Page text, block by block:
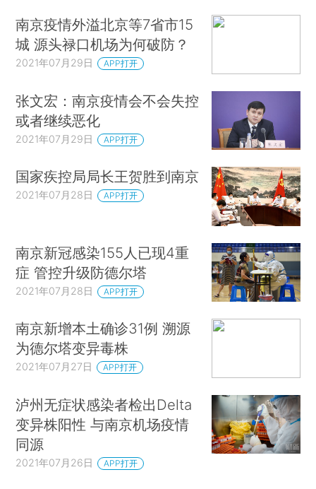
南京疫情外溢北京等7省市15
城 源头禄口机场为何破防？
2021年07月29日 APP打开
张文宏：南京疫情会不会失控
或者继续恶化
2021年07月29日 APP打开
国家疾控局局长王贺胜到南京
2021年07月28日 APP打开
南京新冠感染155人已现4重
症 管控升级防德尔塔
2021年07月28日 APP打开
南京新增本土确诊31例 溯源
为德尔塔变异毒株
2021年07月27日 APP打开
泸州无症状感染者检出Delta
变异株阳性 与南京机场疫情
同源
2021年07月26日 APP打开